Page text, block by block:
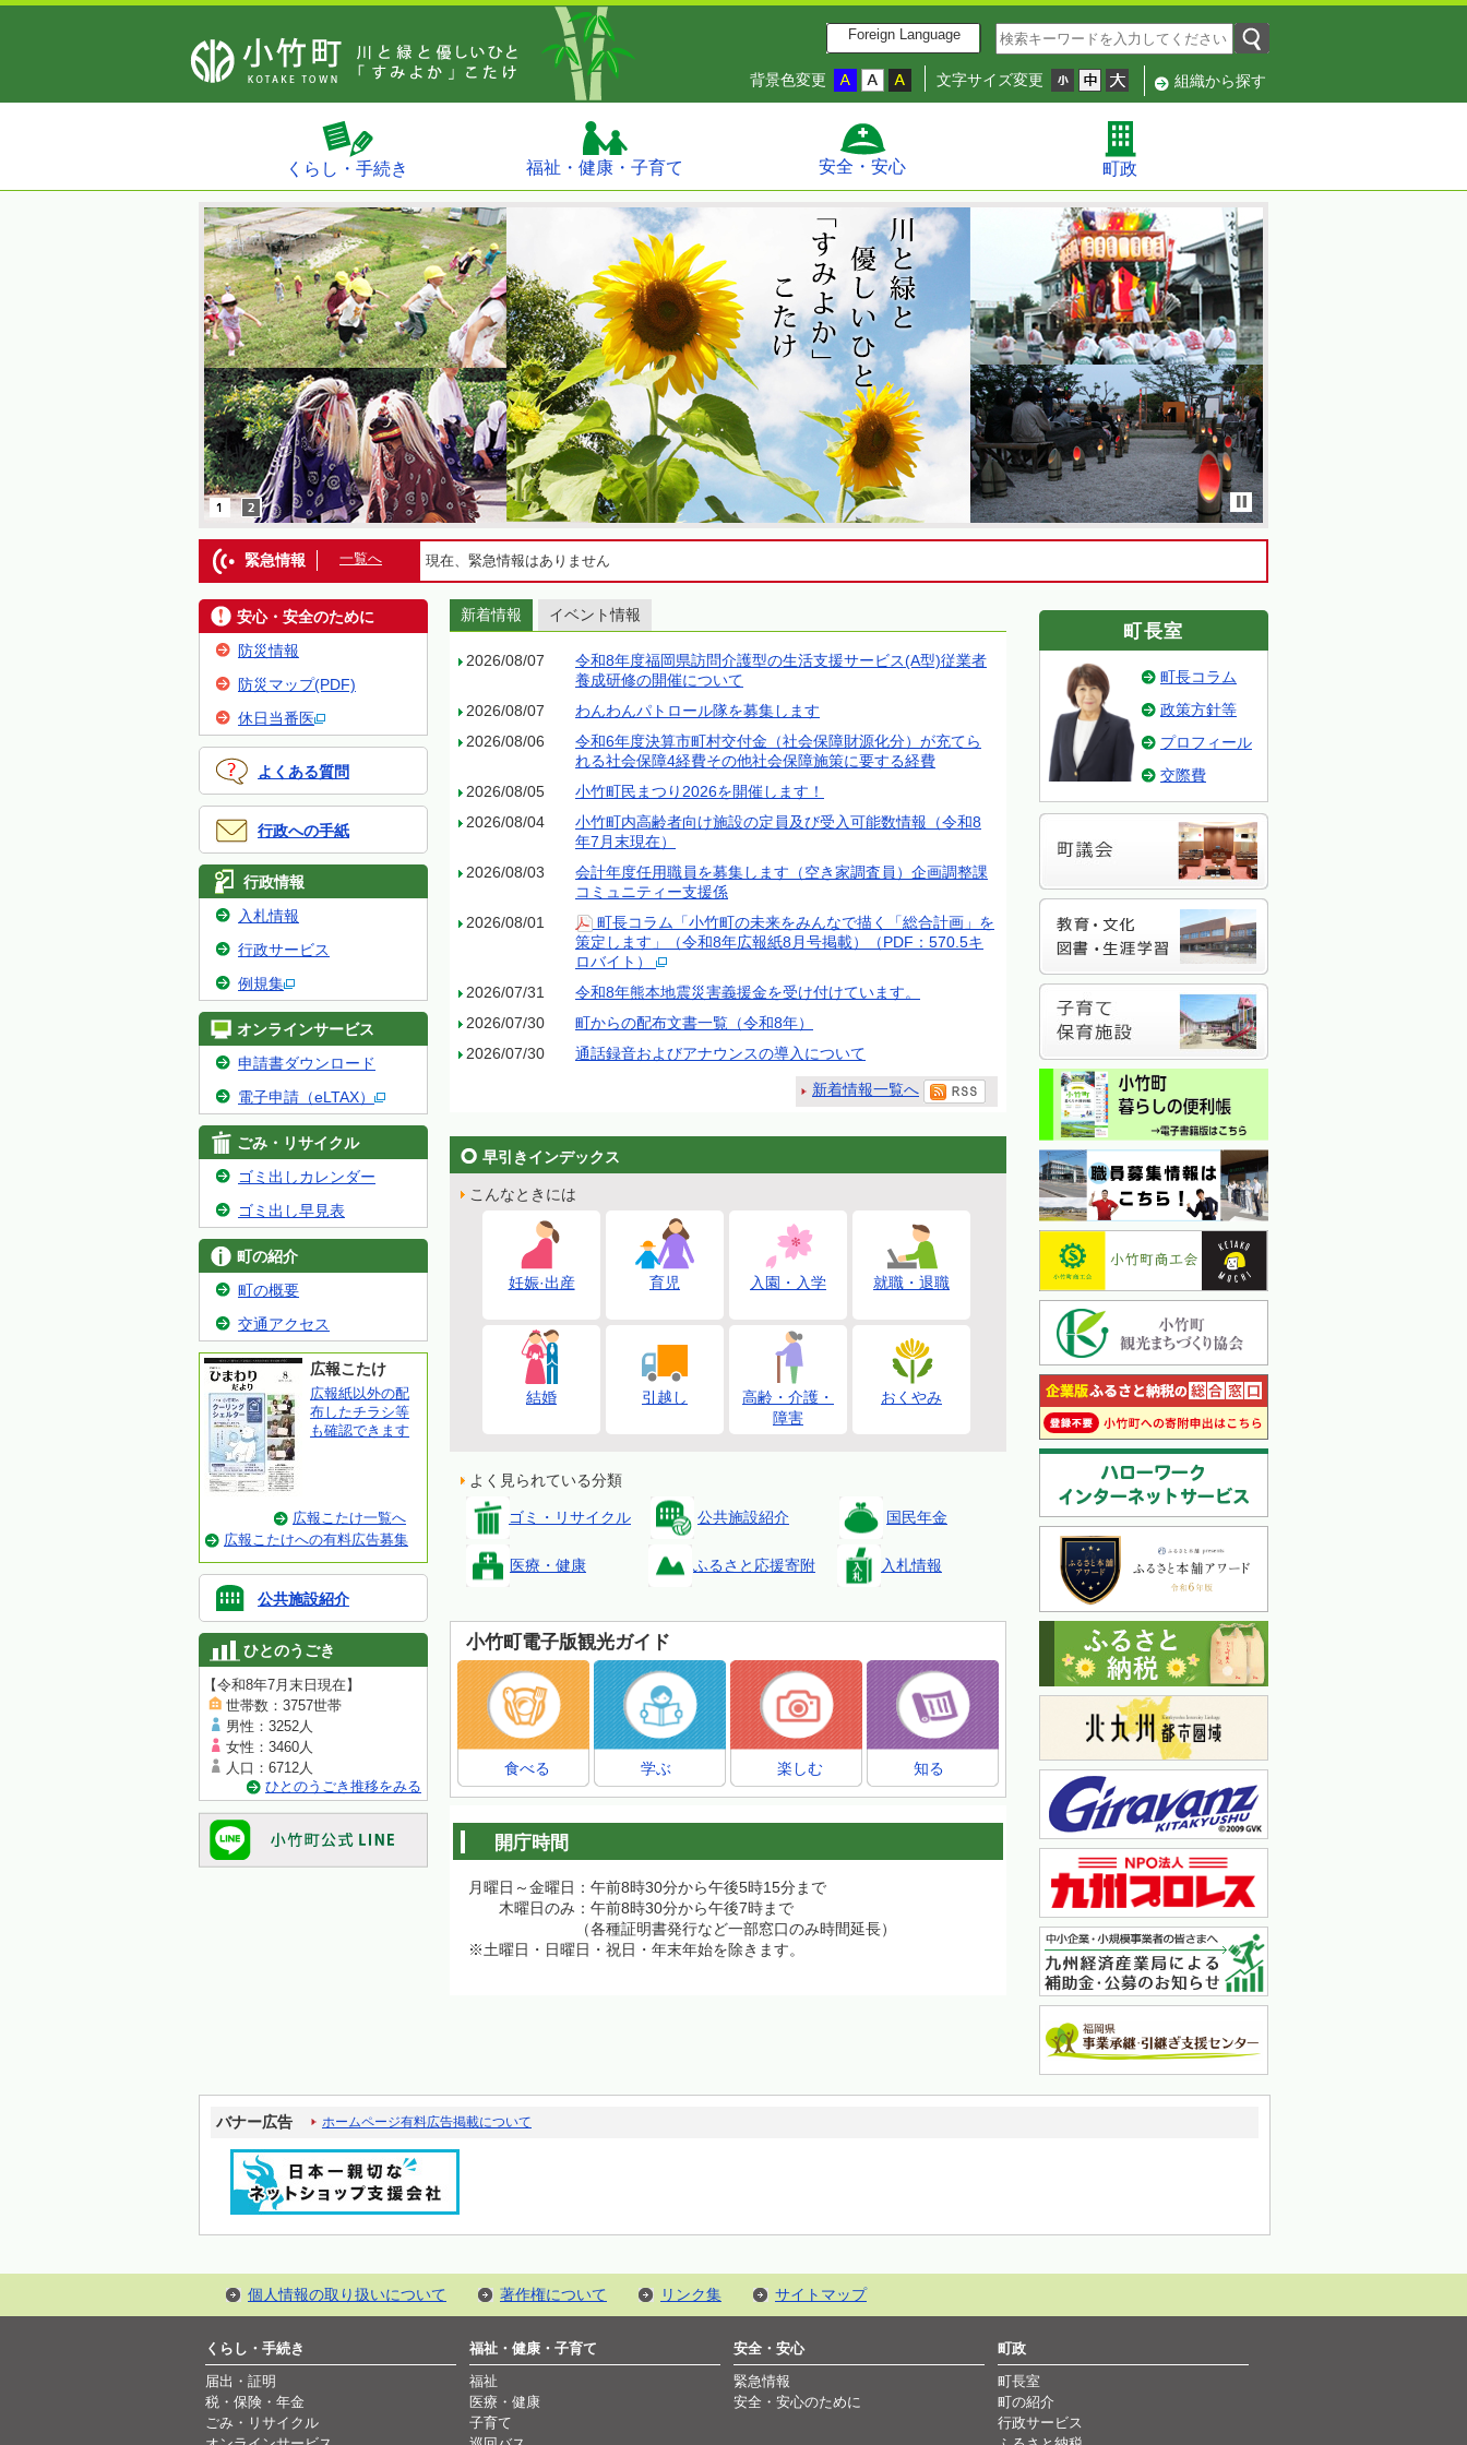
Foreign Language
背景色変更 文字サイズ変更 組織から探す
くらし・手続き 福祉・健康・子育て 安全・安心 町政
緊急情報 一覧へ 現在、緊急情報はありません
安心・安全のために
防災情報
防災マップ(PDF)
休日当番医
よくある質問
行政への手紙
行政情報
入札情報
行政サービス
例規集
オンラインサービス
申請書ダウンロード
電子申請（eLTAX）
ごみ・リサイクル
ゴミ出しカレンダー
ゴミ出し早見表
町の紹介
町の概要
交通アクセス
広報こたけ
広報紙以外の配
布したチラシ等
も確認できます
広報こたけ一覧へ
広報こたけへの有料広告募集
公共施設紹介
ひとのうごき
【令和8年7月末日現在】
世帯数：3757世帯
男性：3252人
女性：3460人
人口：6712人
ひとのうごき推移をみる
新着情報 イベント情報
2026/08/07
令和8年度福岡県訪問介護型の生活支援サービス(A型)従業者
養成研修の開催について
2026/08/07
わんわんパトロール隊を募集します
2026/08/06
令和6年度決算市町村交付金（社会保障財源化分）が充てら
れる社会保障4経費その他社会保障施策に要する経費
2026/08/05
小竹町民まつり2026を開催します！
2026/08/04
小竹町内高齢者向け施設の定員及び受入可能数情報（令和8
年7月末現在）
2026/08/03
会計年度任用職員を募集します（空き家調査員）企画調整課
コミュニティー支援係
2026/08/01
町長コラム「小竹町の未来をみんなで描く「総合計画」を
策定します」（令和8年広報紙8月号掲載）
（PDF：570.5キ
ロバイト）
2026/07/31
令和8年熊本地震災害義援金を受け付けています。
2026/07/30
町からの配布文書一覧（令和8年）
2026/07/30
通話録音およびアナウンスの導入について
新着情報一覧へ
早引きインデックス
こんなときには
妊娠·出産 育児 入園・入学 就職・退職
結婚 引越し
高齢・介護・
障害
おくやみ
よく見られている分類
ゴミ・リサイクル 公共施設紹介 国民年金
医療・健康 ふるさと応援寄附 入札情報
小竹町電子版観光ガイド
食べる 学ぶ 楽しむ 知る
開庁時間
月曜日～金曜日：午前8時30分から午後5時15分まで
木曜日のみ：午前8時30分から午後7時まで
（各種証明書発行など一部窓口のみ時間延長）
※土曜日・日曜日・祝日・年末年始を除きます。
町長室
町長コラム
政策方針等
プロフィール
交際費
バナー広告 ホームページ有料広告掲載について
個人情報の取り扱いについて 著作権について リンク集 サイトマップ
くらし・手続き
届出・証明
税・保険・年金
ごみ・リサイクル
福祉・健康・子育て
福祉
医療・健康
子育て
安全・安心
緊急情報
安全・安心のために
町政
町長室
町の紹介
行政サービス